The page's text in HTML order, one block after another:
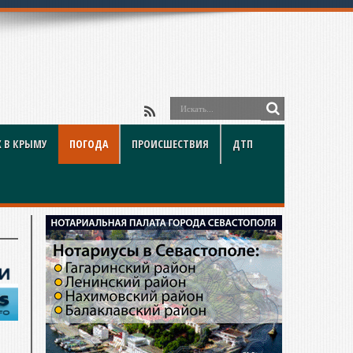
В КРЫМУ ПОГОДА ПРОИСШЕСТВИЯ ДТП